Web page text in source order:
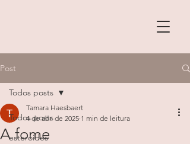
Post
Todos posts
esteroides
Todos posts
A fome
Tamara Haesbaert
4 de abr. de 2025 1 min de leitura